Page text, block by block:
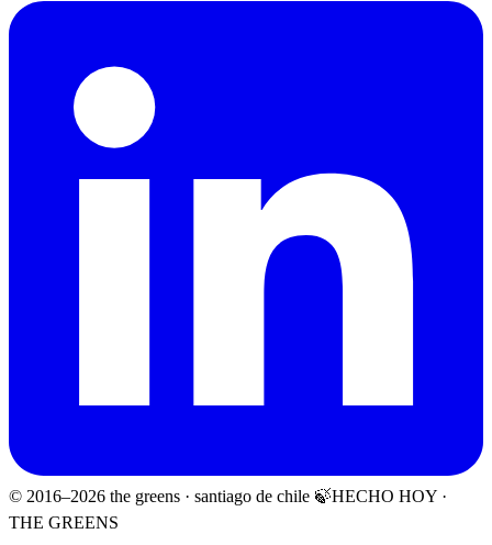
© 2016–2026 the greens · santiago de chile 🍃HECHO HOY ·
THE GREENS